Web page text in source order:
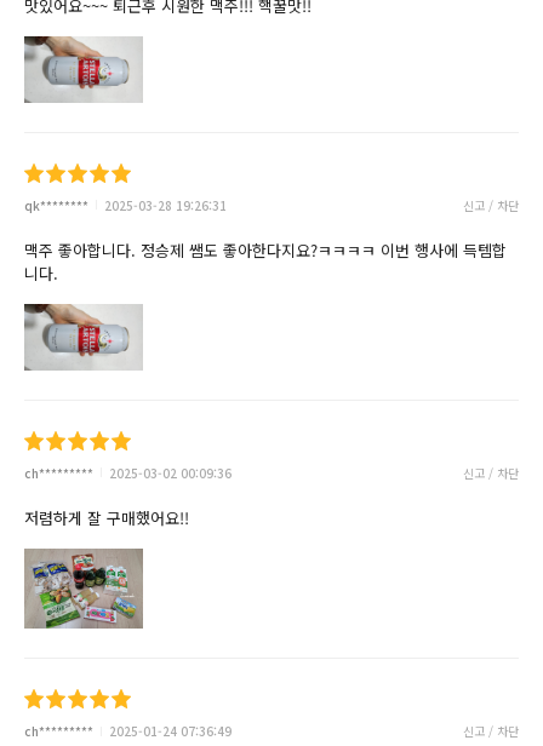
맛있어요~~~ 퇴근후 시원한 맥주!!! 핵꿀맛!!
qk******** 2025-03-28 19:26:31 신고 / 차단
맥주 좋아합니다. 정승제 쌤도 좋아한다지요?ㅋㅋㅋㅋ 이번 행사에 득템합
니다.
ch********* 2025-03-02 00:09:36 신고 / 차단
저렴하게 잘 구매했어요!!
ch********* 2025-01-24 07:36:49 신고 / 차단